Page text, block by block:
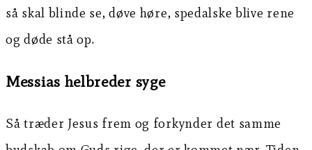
så skal blinde se, døve høre, spedalske blive rene
og døde stå op.
Messias helbreder syge
Så træder Jesus frem og forkynder det samme